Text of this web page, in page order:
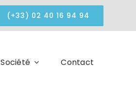
(+33) 02 40 16 94 94
Société Contact